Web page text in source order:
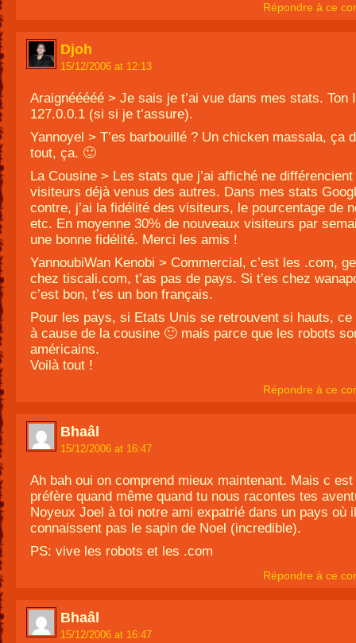
Répondre à ce
Djoh
15/12/2006 at 12:13
Araignééééé > Je sais je t’ai vue dans mes stats. Ton
127.0.0.1 (si si je t’assure).
Yannoyel > T’es barbouillé ? Un chicken massala, ça
tout, ça. 🙂
La Cousine > Les stats que j’ai affiché ne
visiteurs déjà venus des autres. Dans mes stats
contre, j’ai la fidélité des visiteurs, le pourcentage de
etc. En moyenne 30% de nouveaux visiteurs par
une bonne fidélité. Merci les amis !
YannoubiWan Kenobi > Commercial, c’est les .com,
chez tiscali.com, t’as pas de pays. Si t’es chez
c’est bon, t’es un bon français.
Pour les pays, si Etats Unis se retrouvent si hauts, ce
à cause de la cousine 🙂 mais parce que les robots
américains.
Voilà tout !
Répondre à ce
Bhaâl
15/12/2006 at 16:47
Ah bah oui on comprend mieux maintenant. Mais c est
préfère quand même quand tu nous racontes tes
Noyeux Joel à toi notre ami expatrié dans un pays où
connaissent pas le sapin de Noel (incredible).
PS: vive les robots et les .com
Répondre à ce
Bhaâl
15/12/2006 at 16:47